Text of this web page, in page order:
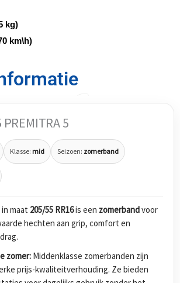
kg)
km\h)
PREMITRA 5
Klasse: mid Seizoen: zomerband
in maat 205/55 RR16is een zomerbandvoor
hechten aan grip, comfort en
zomer: Middenklasse zomerbanden zijn
prijs-kwaliteitverhouding. Ze bieden